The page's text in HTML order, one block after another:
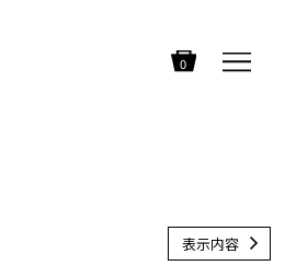
0
表示内容